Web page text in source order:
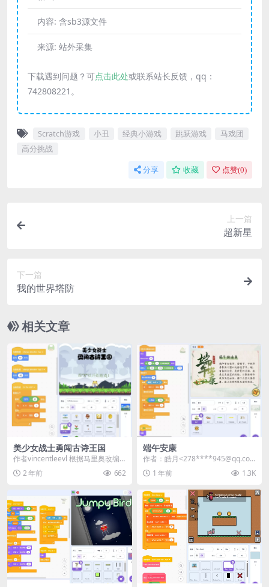
内容: 含sb3源文件
来源: 站外采集
下载遇到问题？可点击此处或联系站长反馈，qq：
742808221。
Scratch游戏 小丑 经典小游戏 跳跃游戏
马戏团
高分挑战
分享 收藏 点赞(0)
上一篇
超新星
下一篇
我的世界塔防
相关文章
美少女战士勇闯古诗王国
作者vincentleevl 根据马里奥改编
《美少女战士勇闯古诗王国》是一
款寓...2 年前 662
端午安康
作者：皓月<278****945@qq.co
m> | 站内用户投稿 ...
1 年前 1.3K